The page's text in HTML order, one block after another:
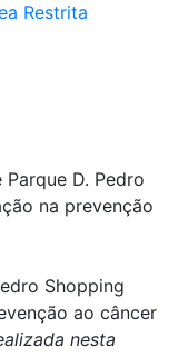
Restrita
D. Pedro
na prevenção
Shopping
ao câncer
nesta